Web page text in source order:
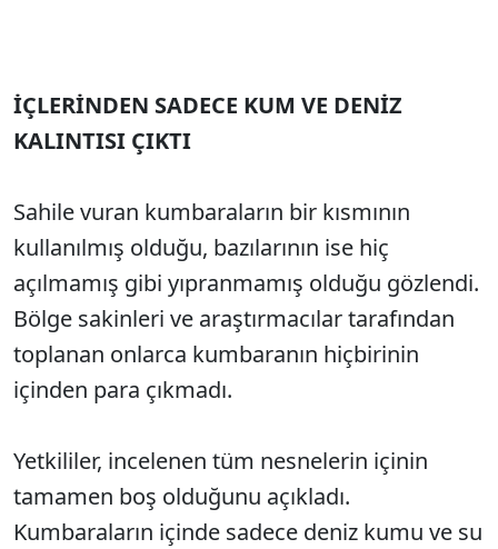
İÇLERİNDEN SADECE KUM VE DENİZ
KALINTISI ÇIKTI
Sahile vuran kumbaraların bir kısmının
kullanılmış olduğu, bazılarının ise hiç
açılmamış gibi yıpranmamış olduğu gözlendi.
Bölge sakinleri ve araştırmacılar tarafından
toplanan onlarca kumbaranın hiçbirinin
içinden para çıkmadı.
Yetkililer, incelenen tüm nesnelerin içinin
tamamen boş olduğunu açıkladı.
Kumbaraların içinde sadece deniz kumu ve su